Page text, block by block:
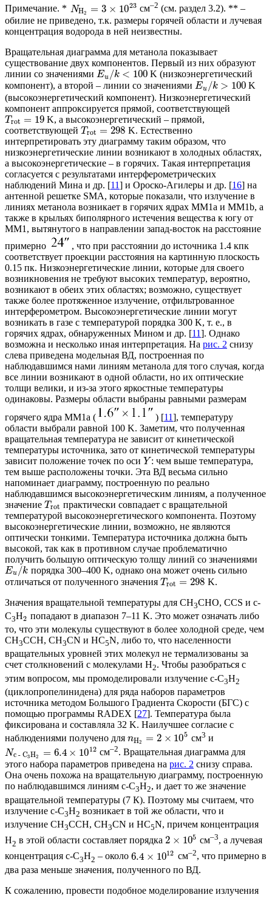
Примечание. * NH2 = 3 × 1023 см–2 (см. раздел 3.2). ** –
обилие не приведено, т.к. размеры горячей области и лучевая
концентрация водорода в ней неизвестны.
Вращательная диаграмма для метанола показывает
существование двух компонентов. Первый из них образуют
линии со значениями Eu /k < 100 K (низкоэнергетический
компонент), а второй – линии со значениями Eu /k > 100 K
(высокоэнергетический компонент). Низкоэнергетический
компонент аппроксируется прямой, соответствующей
Trot = 19 K, а высокоэнергетический – прямой,
соответствующей Trot = 298 K. Естественно
интерпретировать эту диаграмму таким образом, что
низкоэнергетические линии возникают в холодных областях,
а высокоэнергетические – в горячих. Такая интерпретация
согласуется с результатами интерферометрических
наблюдений Мина и др. [11] и Ороско-Агилеры и др. [16] на
антенной решетке SMA, которые показали, что излучение в
линиях метанола возникает в горячих ядрах ММ1a и MM1b, а
также в крыльях биполярного истечения вещества к югу от
ММ1, вытянутого в направлении запад-восток на расстояние
примерно
, что при расстоянии до источника 1.4 кпк
соответствует проекции расстояния на картинную плоскость
0.15 пк. Низкоэнергетические линии, которые для своего
возникновения не требуют высоких температур, вероятно,
возникают в обеих этих областях; возможно, существует
также более протяженное излучение, отфильтрованное
интерферометром. Высокоэнергетические линии могут
возникать в газе с температурой порядка 300 K, т. е., в
горячих ядрах, обнаруженных Мином и др. [11]. Однако
возможна и несколько иная интерпретация. На рис. 2 снизу
слева приведена модельная ВД, построенная по
наблюдавшимся нами линиям метанола для того случая, когда
все линии возникают в одной области, но их оптические
толщи велики, и из-за этого яркостные температуры
одинаковы. Размеры области выбраны равными размерам
горячего ядра MM1a (
) [11], температуру
области выбрали равной 100 K. Заметим, что полученная
вращательная температура не зависит от кинетической
температуры источника, зато от кинетической температуры
зависит положение точек по оси Y : чем выше температура,
тем выше расположены точки. Эта ВД весьма сильно
напоминает диаграмму, построенную по реально
наблюдавшимся высокоэнергетическим линиям, а полученное
значение Trot практически совпадает с вращательной
температурой высокоэнергетического компонента. Поэтому
высокоэнергетические линии, возможно, не являются
оптически тонкими. Температура источника должна быть
высокой, так как в противном случае проблематично
получить большую оптическую толщу линий со значениями
Eu /k порядка 300–400 K, однако она может очень сильно
отличаться от полученного значения Trot = 298 K.
Значения вращательной температуры для CH3CHO, CCS и c-
C3H2 попадают в диапазон 7–11 K. Это может означать либо
то, что эти молекулы существуют в более холодной среде, чем
CH3CCH, CH3CN и HC5N, либо то, что населенности
вращательных уровней этих молекул не термализованы за
счет столкновений с молекулами H2. Чтобы разобраться с
этим вопросом, мы промоделировали излучение c-C3H2
(циклопропелинидена) для ряда наборов параметров
источника методом Большого Градиента Скорости (БГС) с
помощью программы RADEX [27]. Температура была
фиксирована и составляла 32 K. Наилучшее согласие с
наблюдениями получено для nH2 = 2 × 105 см3 и
Nc - C3H2 = 6.4 × 1012 см–2. Вращательная диаграмма для
этого набора параметров приведена на рис. 2 снизу справа.
Она очень похожа на вращательную диаграмму, построенную
по наблюдавшимся линиям c-C3H2, и дает то же значение
вращательной температуры (7 К). Поэтому мы считаем, что
излучение c‑C3H2 возникает в той же области, что и
излучение CH3CCH, CH3CN и HC5N, причем концентрация
H2 в этой области составляет порядка 2 × 105 см–3, а лучевая
концентрация c-C3H2 – около 6.4 × 1012 см–2, что примерно в
два раза меньше значения, полученного по ВД.
К сожалению, провести подобное моделирование излучения